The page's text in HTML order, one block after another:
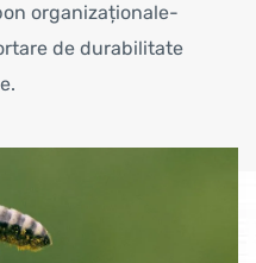
organizaționale-
de durabilitate